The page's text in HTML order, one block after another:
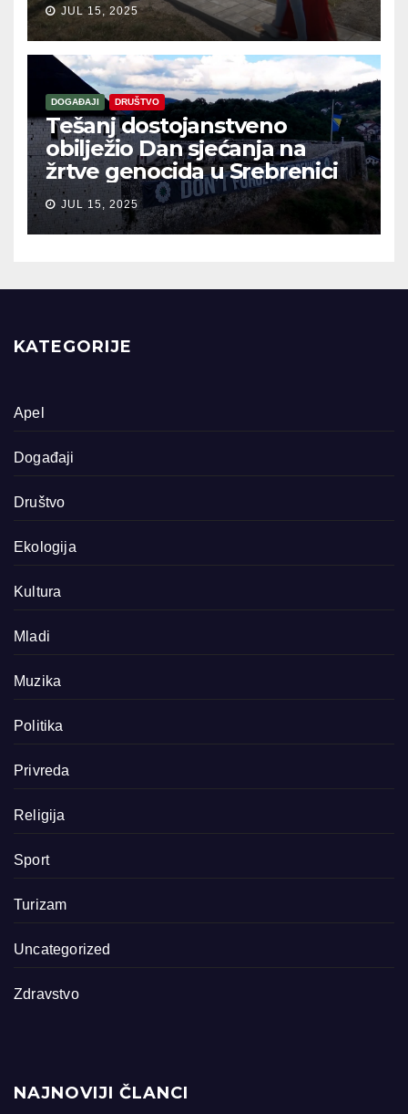
JUL 15, 2025
DOGAĐAJI DRUŠTVO
Tešanj dostojanstveno
obilježio Dan sjećanja na
žrtve genocida u Srebrenici
JUL 15, 2025
KATEGORIJE
Apel
Događaji
Društvo
Ekologija
Kultura
Mladi
Muzika
Politika
Privreda
Religija
Sport
Turizam
Uncategorized
Zdravstvo
NAJNOVIJI ČLANCI